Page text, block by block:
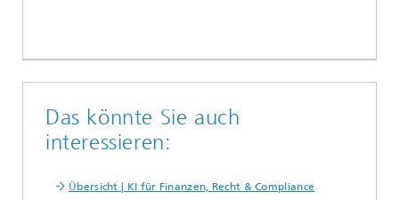
Das könnte Sie auch
interessieren:
Übersicht | KI für Finanzen, Recht & Compliance